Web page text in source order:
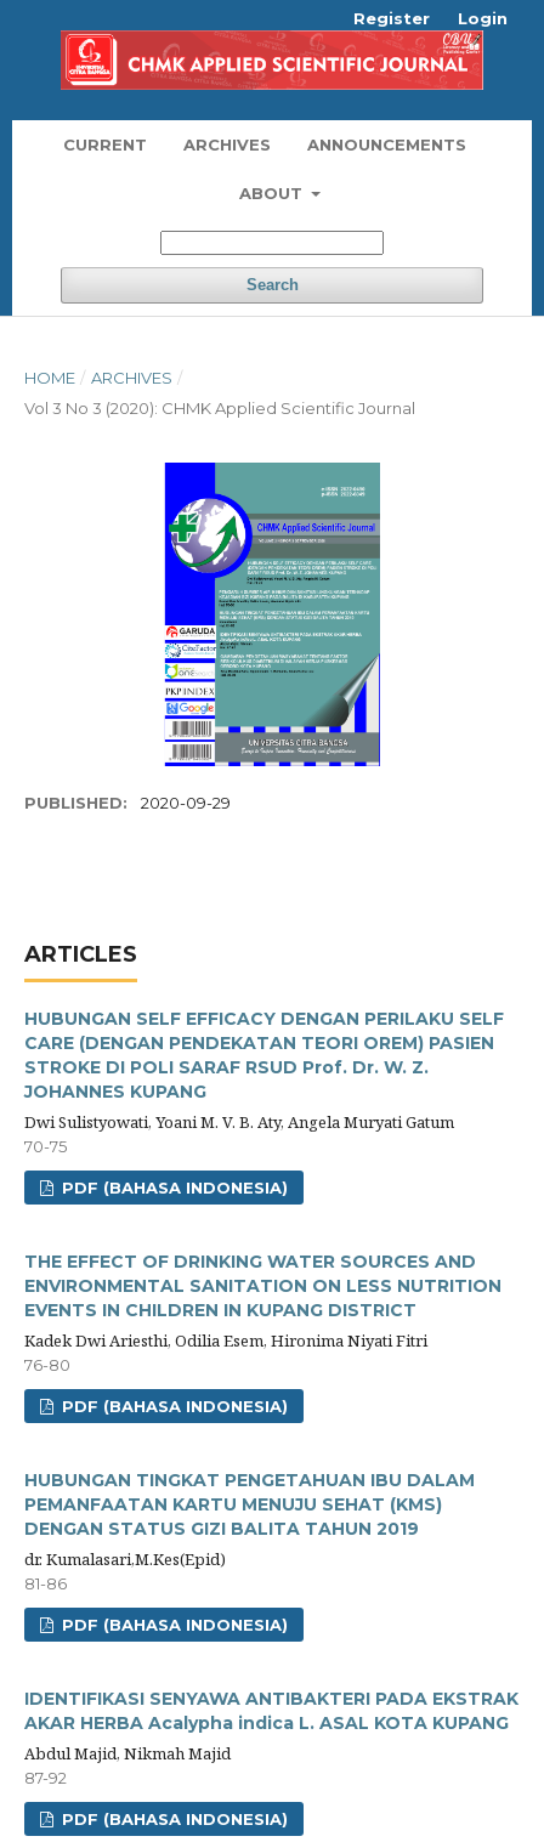
CURRENT ARCHIVES ANNOUNCEMENTS
ABOUT
Search
Register Login
HOME / ARCHIVES /
Vol 3 No 3 (2020): CHMK Applied Scientific Journal
PUBLISHED: 2020-09-29
ARTICLES
HUBUNGAN SELF EFFICACY DENGAN PERILAKU SELF
CARE (DENGAN PENDEKATAN TEORI OREM) PASIEN
STROKE DI POLI SARAF RSUD Prof. Dr. W. Z.
JOHANNES KUPANG
Dwi Sulistyowati, Yoani M. V. B. Aty, Angela Muryati Gatum
70-75
PDF (BAHASA INDONESIA)
THE EFFECT OF DRINKING WATER SOURCES AND
ENVIRONMENTAL SANITATION ON LESS NUTRITION
EVENTS IN CHILDREN IN KUPANG DISTRICT
Kadek Dwi Ariesthi, Odilia Esem, Hironima Niyati Fitri
76-80
PDF (BAHASA INDONESIA)
HUBUNGAN TINGKAT PENGETAHUAN IBU DALAM
PEMANFAATAN KARTU MENUJU SEHAT (KMS)
DENGAN STATUS GIZI BALITA TAHUN 2019
dr. Kumalasari,M.Kes(Epid)
81-86
PDF (BAHASA INDONESIA)
IDENTIFIKASI SENYAWA ANTIBAKTERI PADA EKSTRAK
AKAR HERBA Acalypha indica L. ASAL KOTA KUPANG
Abdul Majid, Nikmah Majid
87-92
PDF (BAHASA INDONESIA)